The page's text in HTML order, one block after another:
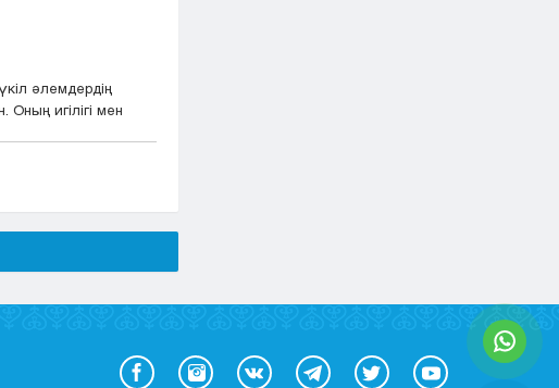
әлемдердің
игілігі мен